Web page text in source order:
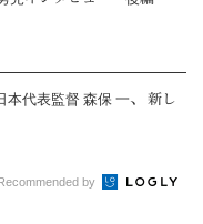
本代表監督 森保 一、 新し
Recommended by